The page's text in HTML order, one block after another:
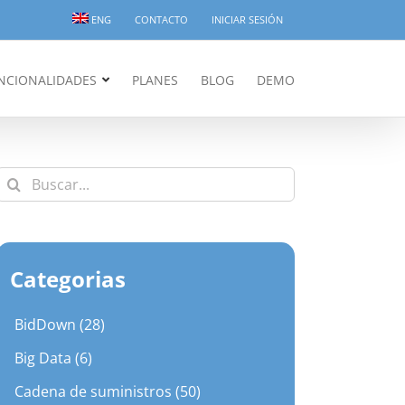
ENG CONTACTO INICIAR SESIÓN
PLANES BLOG DEMO
Categorias
BidDown (28)
Big Data (6)
Cadena de suministros (50)